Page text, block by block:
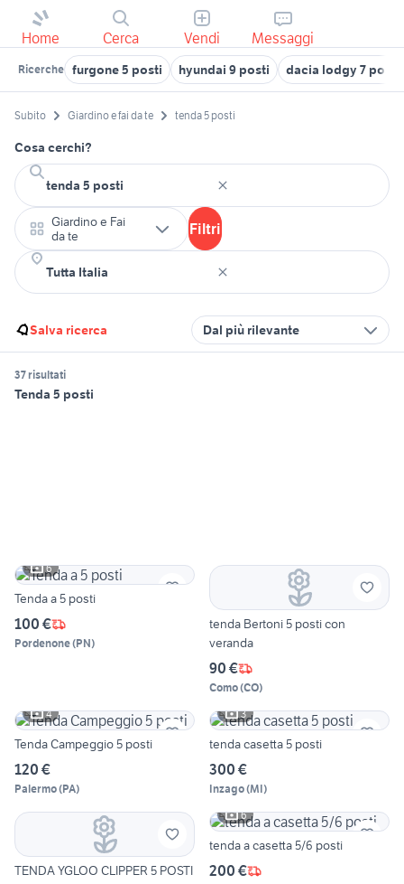
Home Cerca Vendi Messaggi
Ricerche furgone 5 posti hyundai 9 posti dacia lodgy 7 posti
Subito Giardino e fai da te tenda 5 posti
Cosa cerchi?
Giardino e Fai
da te
Filtri
Salva ricerca Dal più rilevante
37 risultati
Tenda 5 posti
6
Tenda a 5 posti
100 €
Pordenone(PN)
tenda Bertoni 5 posti con
veranda
90 €
Como(CO)
4
Tenda Campeggio 5 posti
120 €
Palermo(PA)
3
tenda casetta 5 posti
300 €
Inzago(MI)
TENDA YGLOO CLIPPER 5 POSTI
6
tenda a casetta 5/6 posti
200 €